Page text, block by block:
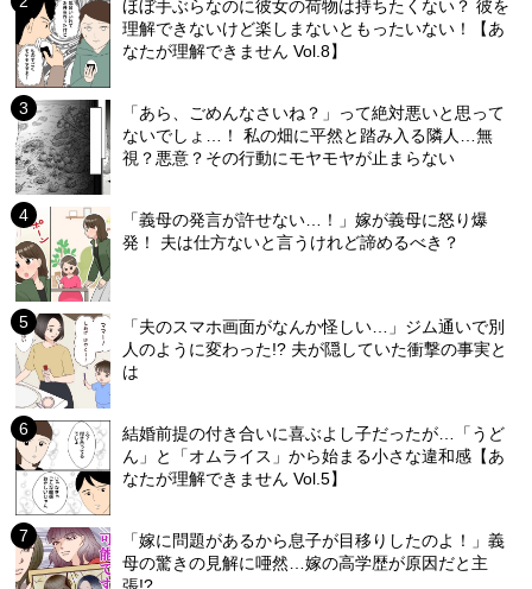
ほぼ手ぶらなのに彼女の荷物は持ちたくない？ 彼を
理解できないけど楽しまないともったいない！【あ
なたが理解できません Vol.8】
「あら、ごめんなさいね？」って絶対悪いと思って
ないでしょ…！ 私の畑に平然と踏み入る隣人…無
視？悪意？その行動にモヤモヤが止まらない
「義母の発言が許せない…！」嫁が義母に怒り爆
発！ 夫は仕方ないと言うけれど諦めるべき？
「夫のスマホ画面がなんか怪しい…」ジム通いで別
人のように変わった!? 夫が隠していた衝撃の事実と
は
結婚前提の付き合いに喜ぶよし子だったが…「うど
ん」と「オムライス」から始まる小さな違和感【あ
なたが理解できません Vol.5】
「嫁に問題があるから息子が目移りしたのよ！」義
母の驚きの見解に唖然…嫁の高学歴が原因だと主
張!?